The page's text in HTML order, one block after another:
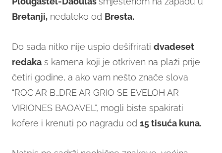
Bretanji, nedaleko od Bresta.
Do sada nitko nije uspio dešifrirati dvadeset
redaka s kamena koji je otkriven na plaži prije
četiri godine, a ako vam nešto znače slova
“ROC AR B…DRE AR GRIO SE EVELOH AR
VIRIONES BAOAVEL”, mogli biste spakirati
kofere i krenuti po nagradu od 15 tisuća kuna.